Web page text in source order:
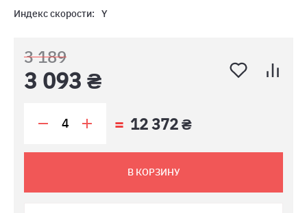
Индекс скорости:
Y
3 189
3 093 ₴
12 372 ₴
В КОРЗИНУ